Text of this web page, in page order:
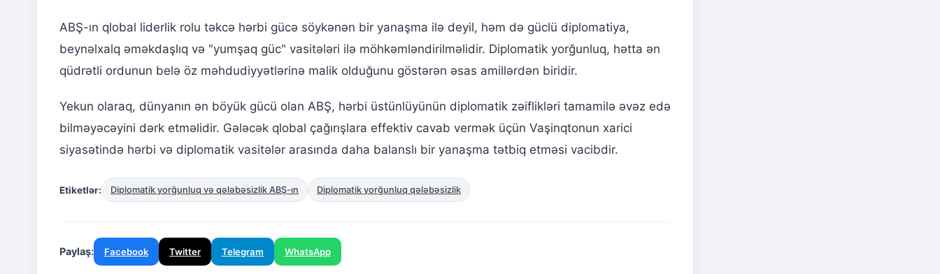
ABŞ-ın qlobal liderlik rolu təkcə hərbi gücə söykənən bir yanaşma ilə deyil, həm də güclü diplomatiya,
beynəlxalq əməkdaşlıq və "yumşaq güc" vasitələri ilə möhkəmləndirilməlidir. Diplomatik yorğunluq, hətta ən
qüdrətli ordunun belə öz məhdudiyyətlərinə malik olduğunu göstərən əsas amillərdən biridir.
Yekun olaraq, dünyanın ən böyük gücü olan ABŞ, hərbi üstünlüyünün diplomatik zəiflikləri tamamilə əvəz edə
bilməyəcəyini dərk etməlidir. Gələcək qlobal çağırışlara effektiv cavab vermək üçün Vaşinqtonun xarici
siyasətində hərbi və diplomatik vasitələr arasında daha balanslı bir yanaşma tətbiq etməsi vacibdir.
Etiketlər: Diplomatik yorğunluq və qələbəsizlik ABŞ-ın Diplomatik yorğunluq qələbəsizlik
Paylaş: Facebook Twitter Telegram WhatsApp